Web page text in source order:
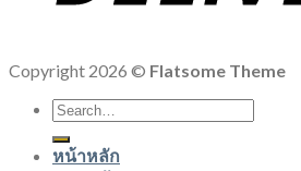
Copyright 2026 © Flatsome Theme
Search
for:
หน้าหลัก